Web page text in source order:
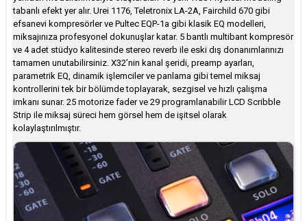
tabanlı efekt yer alır. Urei 1176, Teletronix LA-2A, Fairchild 670 gibi
efsanevi kompresörler ve Pultec EQP-1a gibi klasik EQ modelleri,
miksajınıza profesyonel dokunuşlar katar. 5 bantlı multibant kompresör
ve 4 adet stüdyo kalitesinde stereo reverb ile eski dış donanımlarınızı
tamamen unutabilirsiniz. X32’nin kanal şeridi, preamp ayarları,
parametrik EQ, dinamik işlemciler ve panlama gibi temel miksaj
kontrollerini tek bir bölümde toplayarak, sezgisel ve hızlı çalışma
imkanı sunar. 25 motorize fader ve 29 programlanabilir LCD Scribble
Strip ile miksaj süreci hem görsel hem de işitsel olarak
kolaylaştırılmıştır.